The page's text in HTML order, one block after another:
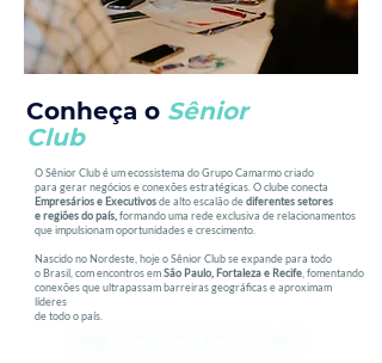
Conheça o Sênior
Club
O Sênior Club é um ecossistema do Grupo Camarmo criado
para gerar negócios e conexões estratégicas. O clube conecta
Empresários e Executivosde alto escalão dediferentes setores
e regiões do país, formando uma rede exclusiva de relacionamentos
que impulsionam oportunidades e crescimento.
Nascido no Nordeste, hoje o Sênior Club se expande para todo
o Brasil, com encontros emSão Paulo, Fortaleza e Recife , fomentando
conexões que ultrapassam barreiras geográficas e aproximam
líderes
de todo o país.